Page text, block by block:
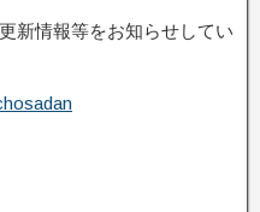
新情報等をお知らせしてい